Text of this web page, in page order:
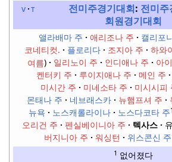
v t 전미주경기대회: 전미주
회원경기대회
앨라배마 주 애리조나 주 캘리포
코네티컷.
플로리다 조지아 주 하와
여름
일리노이 주 인디애나 주 아
켄터키 주
루이지애나 주 메인 주
미시간 주
미네소타 주 미시시피
몬태나 주
네브래스카 뉴햄프셔 주
뉴욕
노스캐롤라이나 노스다코타 주1
오리건 주
펜실베이니아 주 텍사스
버지니아 주
워싱턴 위스콘신 주
1 없어졌다